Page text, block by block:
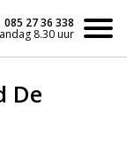
085 27 36 338
8.30 uur
De